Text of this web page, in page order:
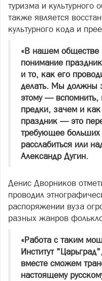
туризма и
также является
культурного кода и
«В нашем обществе
понимание
и то, как его
делать. Мы должны
этому — вспомнить,
предки, зачем и
праздник — это
требующее больших
расслабиться или
Александр Дугин.
Денис Дворников
проводил
распоряжении вуза
разных жанров
«Работа с таким
Институт
вместе сможем
настоящему